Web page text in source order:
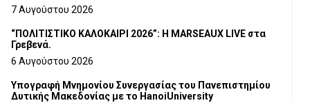
7 Αυγούστου 2026
“ΠΟΛΙΤΙΣΤΙΚΟ ΚΑΛΟΚΑΙΡΙ 2026”: Η MARSEAUX LIVE στα
Γρεβενά.
6 Αυγούστου 2026
Υπογραφή Μνημονίου Συνεργασίας του Πανεπιστημίου
Δυτικής Μακεδονίας με το HanoiUniversity